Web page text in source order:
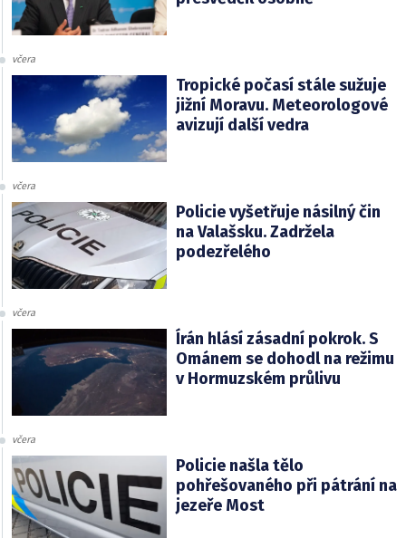
včera
Tropické počasí stále sužuje
jižní Moravu. Meteorologové
avizují další vedra
včera
Policie vyšetřuje násilný čin
na Valašsku. Zadržela
podezřelého
včera
Írán hlásí zásadní pokrok. S
Ománem se dohodl na režimu
v Hormuzském průlivu
včera
Policie našla tělo
pohřešovaného při pátrání na
jezeře Most